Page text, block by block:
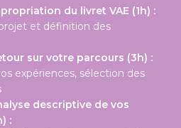
du livret VAE (1h) :
et définition des
sur votre parcours (3h) :
expériences, sélection des
descriptive de vos
: